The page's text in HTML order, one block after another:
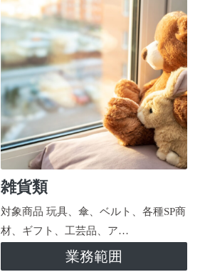
雑貨類
対象商品 玩具、傘、ベルト、各種SP商
材、ギフト、工芸品、ア…
業務範囲